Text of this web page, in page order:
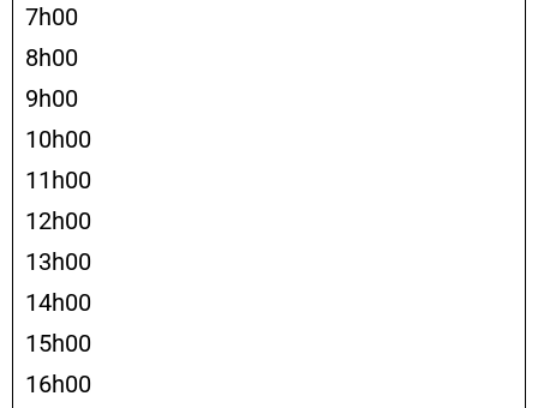
7h00
8h00
9h00
10h00
11h00
12h00
13h00
14h00
15h00
16h00